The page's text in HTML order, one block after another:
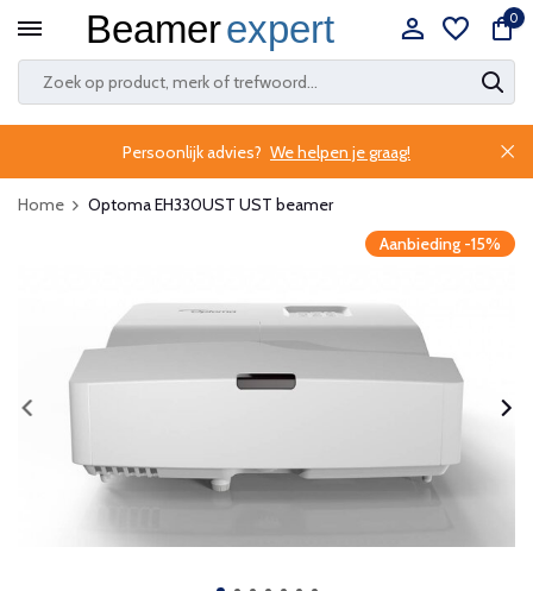
0
Persoonlijk advies? We helpen je graag!
Home
Optoma EH330UST UST beamer
Aanbieding -15%